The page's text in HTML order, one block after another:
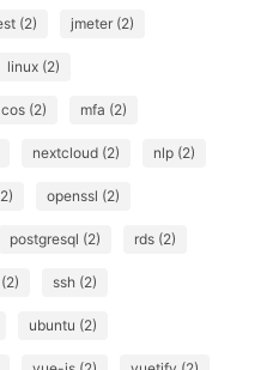
(2) jmeter (2)
linux (2)
(2) mfa (2)
nextcloud (2) nlp (2)
openssl (2)
postgresql (2) rds (2)
ssh (2)
ubuntu (2)